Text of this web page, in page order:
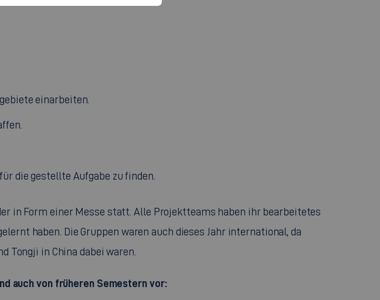
einarbeiten.
die gestellte Aufgabe zu finden.
in Form einer Messe statt. Alle Projektteams haben ihr bearbeitetes
haben. Die Gruppen waren auch dieses Jahr international, da
Tongji in China dabei waren.
auch von früheren Semestern vor: